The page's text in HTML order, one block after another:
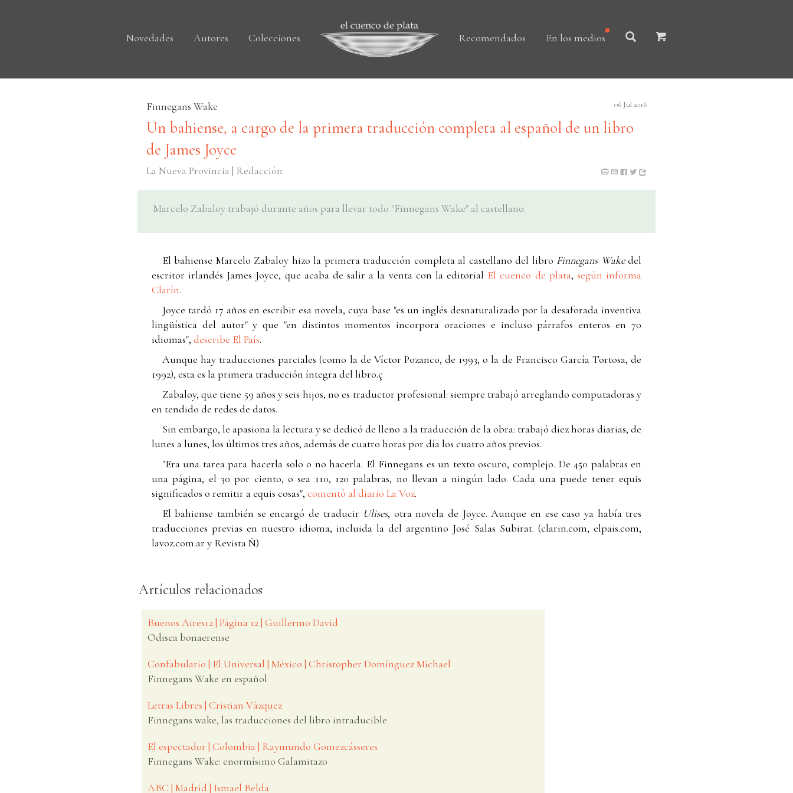
Novedades Autores Colecciones Recomendados En los medios
Finnegans Wake 06 Jul 2016
Un bahiense, a cargo de la primera traducción completa al español de un libro
de James Joyce
La Nueva Provincia | Redacción
Marcelo Zabaloy trabajó durante años para llevar todo "Finnegans Wake" al castellano.
El bahiense Marcelo Zabaloy hizo la primera traducción completa al castellano del libro Finnegans Wakedel
escritor irlandés James Joyce, que acaba de salir a la venta con la editorial El cuenco de plata, según informa
Clarín.
Joyce tardó 17 años en escribir esa novela, cuya base "es un inglés desnaturalizado por la desaforada inventiva
lingüística del autor" y que "en distintos momentos incorpora oraciones e incluso párrafos enteros en 70
idiomas", describe El País.
Aunque hay traducciones parciales (como la de Víctor Pozanco, de 1993, o la de Francisco García Tortosa, de
1992), esta es la primera traducción íntegra del libro.ç
Zabaloy, que tiene 59 años y seis hijos, no es traductor profesional: siempre trabajó arreglando computadoras y
en tendido de redes de datos.
Sin embargo, le apasiona la lectura y se dedicó de lleno a la traducción de la obra: trabajó diez horas diarias, de
lunes a lunes, los últimos tres años, además de cuatro horas por día los cuatro años previos.
"Era una tarea para hacerla solo o no hacerla. El Finnegans es un texto oscuro, complejo. De 450 palabras en
una página, el 30 por ciento, o sea 110, 120 palabras, no llevan a ningún lado. Cada una puede tener equis
significados o remitir a equis cosas", comentó al diario La Voz.
El bahiense también se encargó de traducir Ulises, otra novela de Joyce. Aunque en ese caso ya había tres
traducciones previas en nuestro idioma, incluida la del argentino José Salas Subirat. (clarin.com, elpais.com,
lavoz.com.ar y Revista Ñ)
Artículos relacionados
Buenos Aires12 | Página 12 | Guillermo David
Odisea bonaerense
Confabulario | El Universal | México | Christopher Domínguez Michael
Finnegans Wake en español
Letras Libres | Cristian Vázquez
Finnegans wake, las traducciones del libro intraducible
El espectador | Colombia | Raymundo Gomezcásseres
Finnegans Wake: enormísimo Galamitazo
ABC | Madrid | Ismael Belda